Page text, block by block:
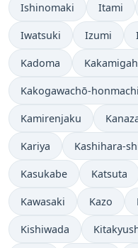
Ishinomaki Itami
Iwatsuki Izumi
Kadoma
Kakogawachō-honmachi
Kamirenjaku
Kariya Kashihara-
Kasukabe Katsuta
Kawasaki Kazo
Kishiwada